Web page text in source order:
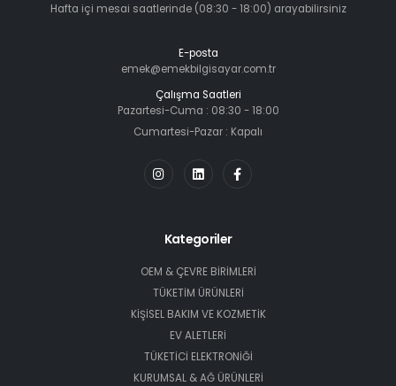
Hafta içi mesai saatlerinde (08:30 - 18:00) arayabilirsiniz
E-posta
emek@emekbilgisayar.com.tr
Çalışma Saatleri
Pazartesi-Cuma : 08:30 - 18:00
Cumartesi-Pazar : Kapalı
Kategoriler
OEM & ÇEVRE BİRİMLERİ
TÜKETİM ÜRÜNLERİ
KİŞİSEL BAKIM VE KOZMETİK
EV ALETLERİ
TÜKETİCİ ELEKTRONİĞİ
KURUMSAL & AĞ ÜRÜNLERİ